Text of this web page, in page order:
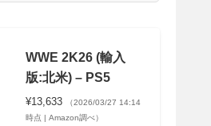
WWE 2K26 (輸入
版:北米) – PS5
¥13,633
（2026/03/27 14:14
時点 | Amazon調べ）